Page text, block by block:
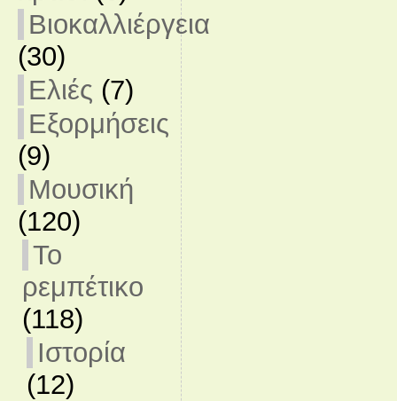
Βιοκαλλιέργεια
(30)
Ελιές (7)
Εξορμήσεις
(9)
Μουσική
(120)
Το
ρεμπέτικο
(118)
Ιστορία
(12)